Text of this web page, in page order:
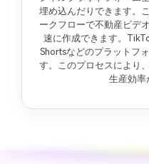
埋め込んだりできます。
ークフローで不動産ビデ
速に作成できます。
Shortsなどのプラットフ
す。このプロセスにより
生産効率